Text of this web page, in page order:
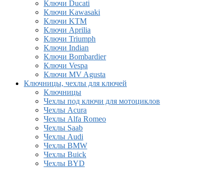
Ключи Ducati
Ключи Kawasaki
Ключи KTM
Ключи Aprilia
Ключи Triumph
Ключи Indian
Ключи Bombardier
Ключи Vespa
Ключи MV Agusta
Ключницы, чехлы для ключей
Ключницы
Чехлы под ключи для мотоциклов
Чехлы Acura
Чехлы Alfa Romeo
Чехлы Saab
Чехлы Audi
Чехлы BMW
Чехлы Buick
Чехлы BYD